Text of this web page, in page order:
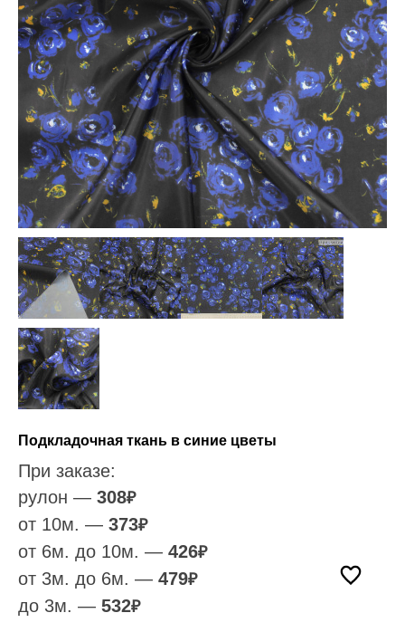
Подкладочная ткань в синие цветы
При заказе:
рулон — 308₽
от 10м. — 373₽
от 6м. до 10м. — 426₽
от 3м. до 6м. — 479₽
до 3м. — 532₽